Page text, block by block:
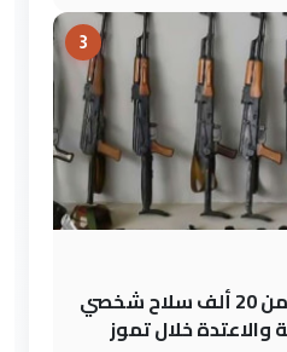
3
الداخلية: تسجيل أكثر من 20 ألف سلاح شخصي
والاعتدة خلال تموز